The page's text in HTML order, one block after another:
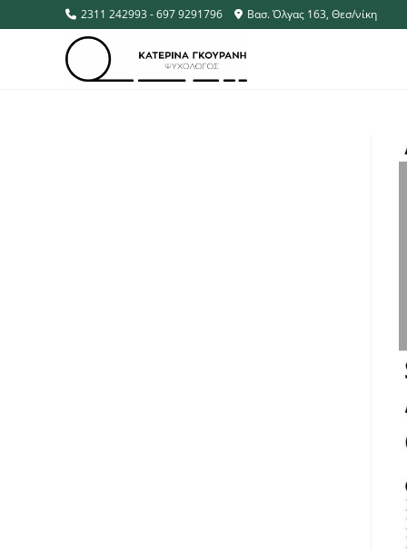
2311 242993 - 697 9291796 Βασ. Όλγας 163, Θεσ/νίκη